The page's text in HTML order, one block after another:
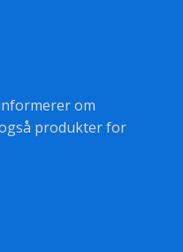
om
produkter for